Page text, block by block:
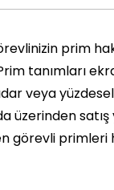
prim
tanımları
veya
üzerinden satış
görevli primleri